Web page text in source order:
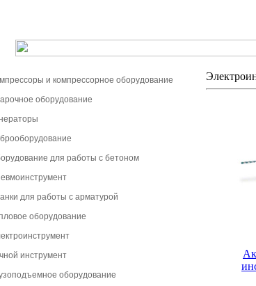
и компрессорное оборудование
оборудование
для работы с бетоном
для работы с арматурой
оборудование
инструмент
оборудование